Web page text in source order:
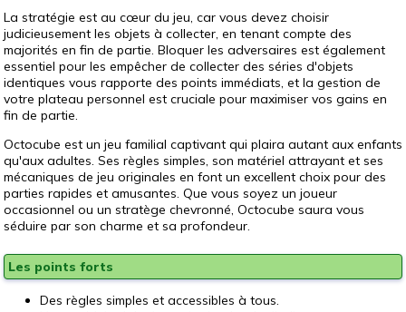
La stratégie est au cœur du jeu, car vous devez choisir
judicieusement les objets à collecter, en tenant compte des
majorités en fin de partie. Bloquer les adversaires est également
essentiel pour les empêcher de collecter des séries d'objets
identiques vous rapporte des points immédiats, et la gestion de
votre plateau personnel est cruciale pour maximiser vos gains en
fin de partie.
Octocube est un jeu familial captivant qui plaira autant aux enfants
qu'aux adultes. Ses règles simples, son matériel attrayant et ses
mécaniques de jeu originales en font un excellent choix pour des
parties rapides et amusantes. Que vous soyez un joueur
occasionnel ou un stratège chevronné, Octocube saura vous
séduire par son charme et sa profondeur.
Les points forts
Des règles simples et accessibles à tous.